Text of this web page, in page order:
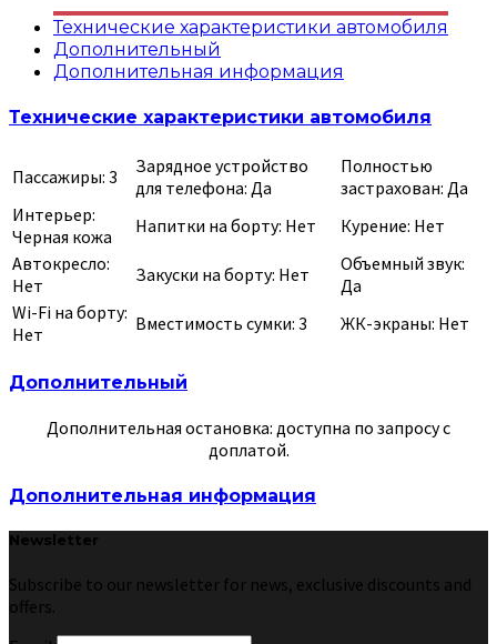
Технические характеристики автомобиля
Дополнительный
Дополнительная информация
Технические характеристики автомобиля
Пассажиры: 3
Зарядное устройство
для телефона: Да
Полностью
застрахован: Да
Интерьер:
Черная кожа
Напитки на борту: Нет
Курение: Нет
Автокресло:
Нет
Закуски на борту: Нет
Объемный звук:
Да
Wi-Fi на борту:
Нет
Вместимость сумки: 3 ЖК-экраны: Нет
Дополнительный
Дополнительная остановка: доступна по запросу с
доплатой.
Дополнительная информация
Newsletter
Subscribe to our newsletter for news, exclusive discounts and
offers.